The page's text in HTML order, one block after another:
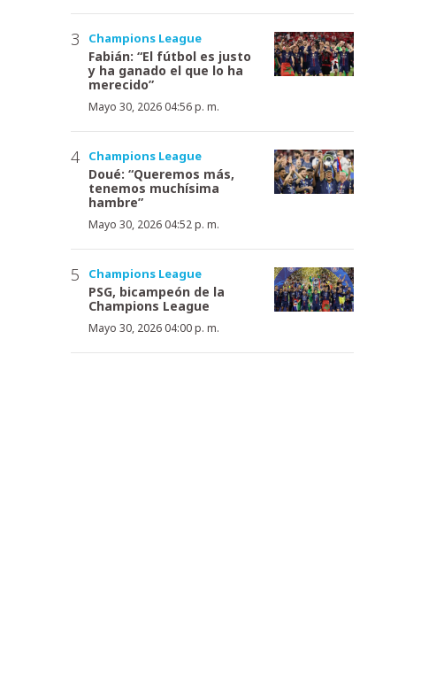
Champions League
Fabián: “El fútbol es justo
y ha ganado el que lo ha
merecido”
Mayo 30, 2026 04:56 p. m.
Champions League
Doué: “Queremos más,
tenemos muchísima
hambre”
Mayo 30, 2026 04:52 p. m.
Champions League
PSG, bicampeón de la
Champions League
Mayo 30, 2026 04:00 p. m.